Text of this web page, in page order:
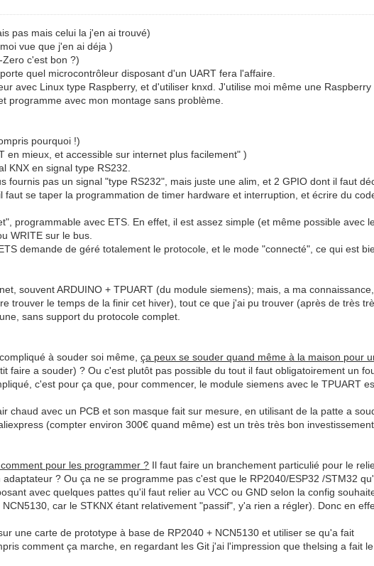
pas mais celui la j'en ai trouvé)
vue que j'en ai déja )
c'est bon ?)
quel microcontrôleur disposant d'un UART fera l'affaire.
avec Linux type Raspberry, et d'utiliser knxd. J'utilise moi même une
programme avec mon montage sans problème.
pourquoi !)
en mieux, et accessible sur internet plus facilement" )
KNX en signal type RS232.
fournis pas un signal "type RS232", mais juste une alim, et 2 GPIO dont il faut
faut se taper la programmation de timer hardware et interruption, et écrire du
programmable avec ETS. En effet, il est assez simple (et même possible avec
WRITE sur le bus.
demande de géré totalement le protocole, et le mode "connecté", ce qui est
souvent ARDUINO + TPUART (du module siemens); mais, a ma
trouver le temps de la finir cet hiver), tout ce que j'ai pu trouver (après de très
sans support du protocole complet.
à souder soi même,ça peux se souder quand même à la maison pour
faire a souder) ? Ou c'est plutôt pas possible du tout il faut obligatoirement un
c'est pour ça que, pour commencer, le module siemens avec le TPUART
chaud avec un PCB et son masque fait sur mesure, en utilisant de la patte a
(compter environ 300€ quand même) est un très très bon
pour les programmer ? Il faut faire un branchement particulié pour le
? Ou ça ne se programme pas c'est que le RP2040/ESP32 /STM32
avec quelques pattes qu'il faut relier au VCC ou GND selon la config
car le STKNX étant relativement "passif", y'a rien a régler). Donc en
une carte de prototype à base de RP2040 + NCN5130 et utiliser se qu'a fait
comment ça marche, en regardant les Git j'ai l'impression que thelsing a fait